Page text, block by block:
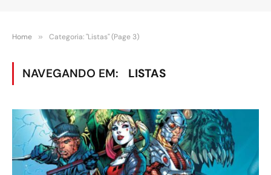
Home » Categoria: "Listas" (Page 3)
NAVEGANDO EM: LISTAS